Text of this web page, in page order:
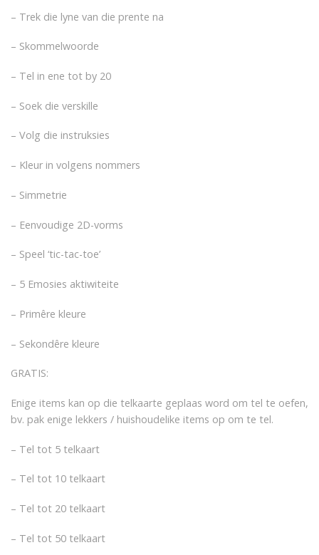
– Trek die lyne van die prente na
– Skommelwoorde
– Tel in ene tot by 20
– Soek die verskille
– Volg die instruksies
– Kleur in volgens nommers
– Simmetrie
– Eenvoudige 2D-vorms
– Speel ‘tic-tac-toe’
– 5 Emosies aktiwiteite
– Primêre kleure
– Sekondêre kleure
GRATIS:
Enige items kan op die telkaarte geplaas word om tel te oefen,
bv. pak enige lekkers / huishoudelike items op om te tel.
– Tel tot 5 telkaart
– Tel tot 10 telkaart
– Tel tot 20 telkaart
– Tel tot 50 telkaart